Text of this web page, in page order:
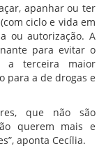
apanhar ou ter
ciclo e vida em
ou autorização. A
para evitar o
a terceira maior
para a de drogas e
que não são
querem mais e
aponta Cecília.